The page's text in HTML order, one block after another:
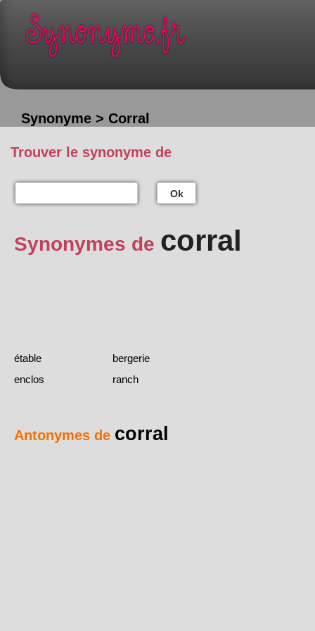
Synonyme > Corral
Trouver le synonyme de
Ok
Synonymes de corral
étable
bergerie
enclos
ranch
Antonymes de corral